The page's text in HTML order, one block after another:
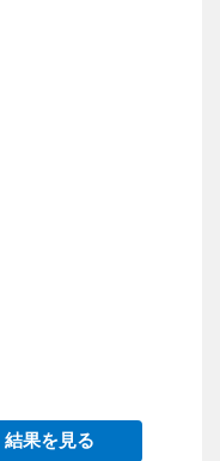
結果を見る